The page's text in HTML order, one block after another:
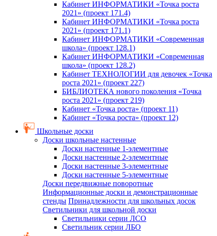
Кабинет ИНФОРМАТИКИ «Точка роста
2021» (проект 171.4)
Кабинет ИНФОРМАТИКИ «Точка роста
2021» (проект 171.1)
Кабинет ИНФОРМАТИКИ «Современная
школа» (проект 128.1)
Кабинет ИНФОРМАТИКИ «Современная
школа» (проект 128.2)
Кабинет ТЕХНОЛОГИИ для девочек «Точка
роста 2021» (проект 227)
БИБЛИОТЕКА нового поколения «Точка
роста 2021» (проект 219)
Кабинет «Точка роста» (проект 11)
Кабинет «Точка роста» (проект 12)
Школьные доски
Доски школьные настенные
Доски настенные 1-элементные
Доски настенные 2-элементные
Доски настенные 3-элементные
Доски настенные 5-элементные
Доски передвижные поворотные
Информационные доски и демонстрационные
стенды Принадлежности для школьных досок
Светильники для школьной доски
Светильники серии ЛСО
Светильник серии ЛБО